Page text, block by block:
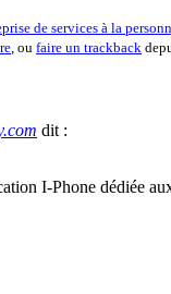
de services à la
, ou faire un trackback
dit :
I-Phone dédiée